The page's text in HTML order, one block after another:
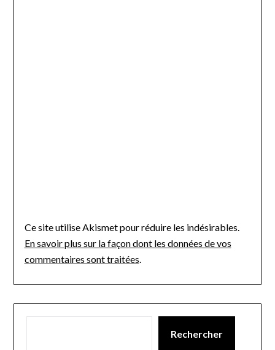
Ce site utilise Akismet pour réduire les indésirables.
En savoir plus sur la façon dont les données de vos
commentaires sont traitées.
Rechercher